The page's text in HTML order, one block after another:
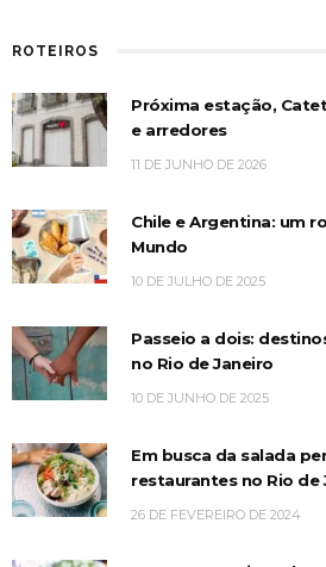
ROTEIROS
Próxima estação,
e arredores
11 DE JUNHO DE 2026
Chile e Argentina: um
Mundo
10 DE JULHO DE 2025
Passeio a dois:
no Rio de Janeiro
10 DE JUNHO DE 2025
Em busca da salada
restaurantes no Rio de
26 DE FEVEREIRO DE 2024